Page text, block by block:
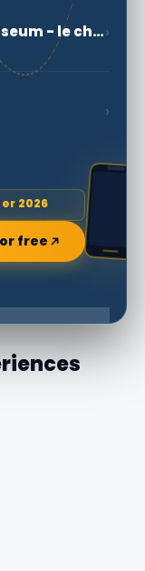
Learco Guerra Cycling Museum - le cheval d'acier›
›
2026
free